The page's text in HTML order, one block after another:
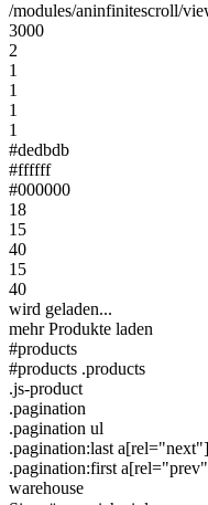
/modules/aninfinitescroll/
3000
2
1
1
1
1
#dedbdb
#ffffff
#000000
18
15
40
15
40
wird geladen...
mehr Produkte laden
#products
#products .products
.js-product
.pagination
.pagination ul
.pagination:last a[rel="next"]
.pagination:first
warehouse